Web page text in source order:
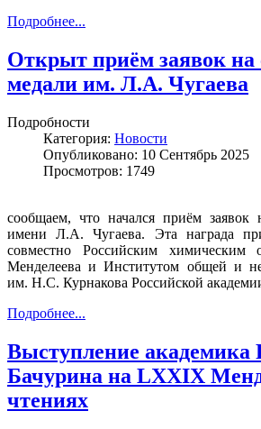
Подробнее...
Открыт приём заявок на
медали им. Л.А. Чугаева
Подробности
Категория: Новости
Опубликовано: 10 Сентябрь 2025
Просмотров: 1749
сообщаем, что начался приём заявок
имени Л.А. Чугаева. Эта награда
совместно Российским
Менделеева и Институтом общей и
им. Н.С. Курнакова Российской
Подробнее...
Выступление
Бачурина на LXXIX
чтениях